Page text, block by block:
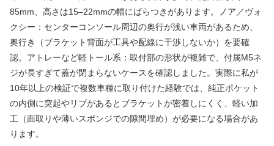
85mm、高さは15–22mmの幅にばらつきがあります。ノア／ヴォ
クシー：センターコンソール周辺の奥行が浅い車両があるため、
奥行き（ブラケット背面が工具や配線に干渉しないか）を要確
認。アトレーなど軽トール系：取付部の形状が複雑で、付属M5ネ
ジが長すぎて蓋が閉まらないケースを確認しました。実際に私が
10年以上の検証で複数車種に取り付けた経験では、純正ポケット
の内側に突起やリブがあるとブラケットが密着しにくく、軽い加
工（面取りや薄いスポンジでの隙間埋め）が必要になる場合があ
ります。